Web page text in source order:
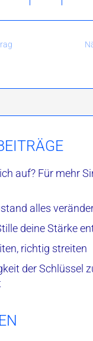
auf? Für mehr
alles
deine Stärke
richtig streiten
der Schlüssel